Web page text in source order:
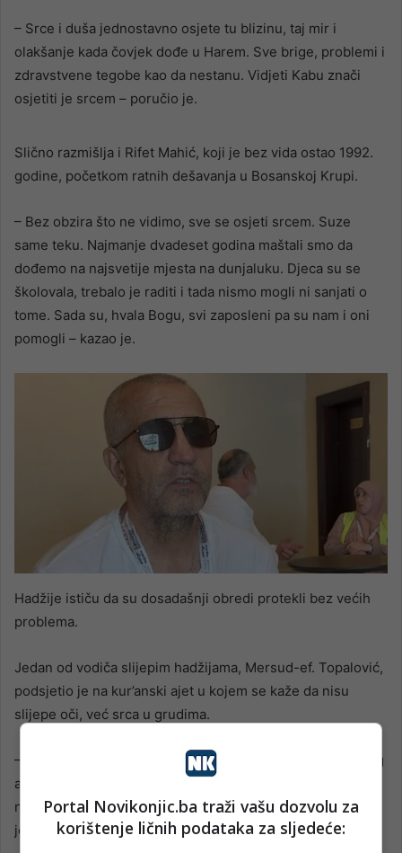
– Srce i duša jednostavno osjete tu blizinu, taj mir i
olakšanje kada čovjek dođe u Harem. Sve brige, problemi i
zdravstvene tegobe kao da nestanu. Vidjeti Kabu znači
osjetiti je srcem – poručio je.
Slično razmišlja i Rifet Mahić, koji je bez vida ostao 1992.
godine, početkom ratnih dešavanja u Bosanskoj Krupi.
– Bez obzira što ne vidimo, sve se osjeti srcem. Suze
same teku. Najmanje dvadeset godina maštali smo da
dođemo na najsvetije mjesta na dunjaluku. Djeca su se
školovala, trebalo je raditi i tada nismo mogli ni sanjati o
tome. Sada su, hvala Bogu, svi zaposleni pa su nam i oni
pomogli – kazao je.
Hadžije ističu da su dosadašnji obredi protekli bez većih
problema.
Jedan od vodiča slijepim hadžijama, Mersud-ef. Topalović,
podsjetio je na kur’anski ajet u kojem se kaže da nisu
slijepe oči, već srca u grudima.
– Ovi primjeri naših slijepih hadžija potvrđuju značenje tog
ajeta. Ajet je objavljen upravo u suri El-Hadždž, a mi se
nalazimo na svetim mjestima i u obredima hadža – poručio
je.
Portal Novikonjic.ba traži vašu dozvolu za
korištenje ličnih podataka za sljedeće: